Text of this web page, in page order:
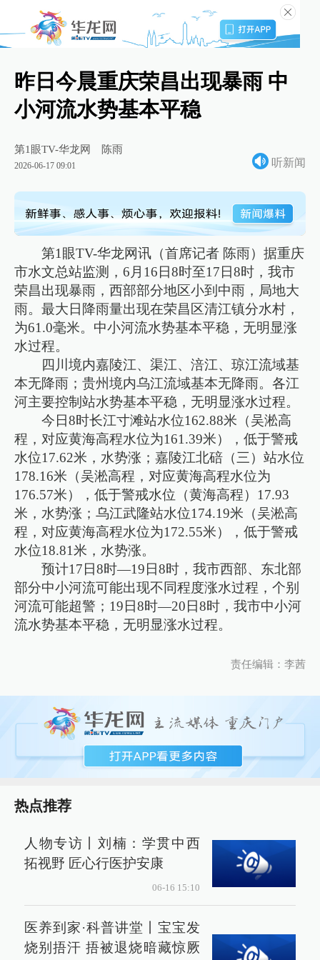
昨日今晨重庆荣昌出现暴雨 中
小河流水势基本平稳
第1眼TV-华龙网 陈雨
2026-06-17 09:01 听新闻
第1眼TV-华龙网讯（首席记者 陈雨）据重庆
市水文总站监测，6月16日8时至17日8时，我市
荣昌出现暴雨，西部部分地区小到中雨，局地大
雨。最大日降雨量出现在荣昌区清江镇分水村，
为61.0毫米。中小河流水势基本平稳，无明显涨
水过程。
四川境内嘉陵江、渠江、涪江、琼江流域基
本无降雨；贵州境内乌江流域基本无降雨。各江
河主要控制站水势基本平稳，无明显涨水过程。
今日8时长江寸滩站水位162.88米（吴淞高
程，对应黄海高程水位为161.39米），低于警戒
水位17.62米，水势涨；嘉陵江北碚（三）站水位
178.16米（吴淞高程，对应黄海高程水位为
176.57米），低于警戒水位（黄海高程）17.93
米，水势涨；乌江武隆站水位174.19米（吴淞高
程，对应黄海高程水位为172.55米），低于警戒
水位18.81米，水势涨。
预计17日8时—19日8时，我市西部、东北部
部分中小河流可能出现不同程度涨水过程，个别
河流可能超警；19日8时—20日8时，我市中小河
流水势基本平稳，无明显涨水过程。
责任编辑：李茜
热点推荐
人物专访丨刘楠：学贯中西
拓视野 匠心行医护安康
06-16 15:10
医养到家·科普讲堂丨宝宝发
烧别捂汗 捂被退烧暗藏惊厥